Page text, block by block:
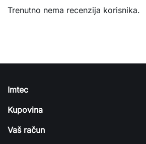
Trenutno nema recenzija korisnika.
Imtec
Kupovina
Vaš račun